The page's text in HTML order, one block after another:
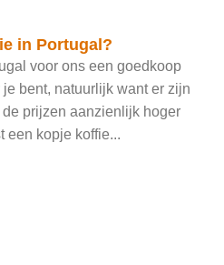
in Portugal?
voor ons een goedkoop
bent, natuurlijk want er zijn
prijzen aanzienlijk hoger
een kopje koffie...